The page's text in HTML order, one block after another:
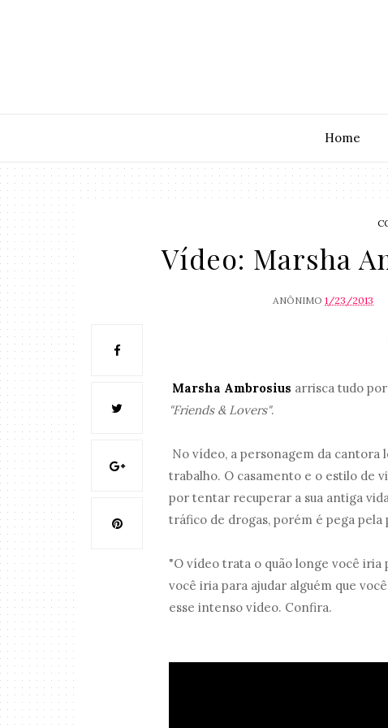
Home
Vídeo: Marsha
ANÔNIMO1/23/2013
Marsha Ambrosius arrisca tudo
"Friends & Lovers".
No vídeo, a personagem da
trabalho. O casamento e o estilo de
por tentar recuperar a sua antiga
tráfico de drogas, porém é pega pela
"O vídeo trata o quão longe você iria
você iria para ajudar alguém que
esse intenso vídeo. Confira.